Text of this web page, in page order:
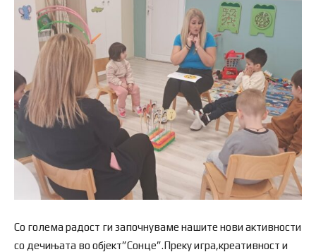
Со голема радост ги започнуваме нашите нови активности
со дечињата во објект”Сонце”.Преку игра,креативност и